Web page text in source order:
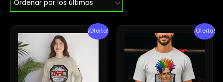
¡Oferta!
precio
original
era:
$60.95.
precio
¡Oferta!
precio
original
era:
$32.00.
precio
es:
$22.00.